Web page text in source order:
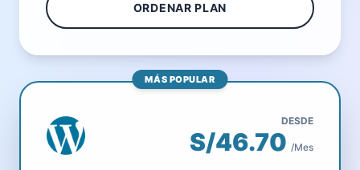
ORDENAR PLAN
MÁS POPULAR
DESDE
S/46.70 /Mes